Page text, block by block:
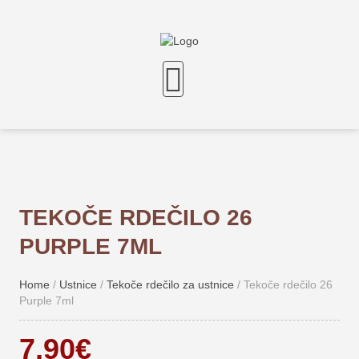
TEKOČE RDEČILO 26
PURPLE 7ML
Home / Ustnice / Tekoče rdečilo za ustnice / Tekoče rdečilo 26
Purple 7ml
7,90€